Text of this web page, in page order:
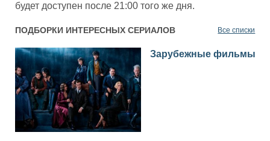
будет доступен после 21:00 того же дня.
ПОДБОРКИ ИНТЕРЕСНЫХ СЕРИАЛОВ Все списки
Зарубежные фильмы